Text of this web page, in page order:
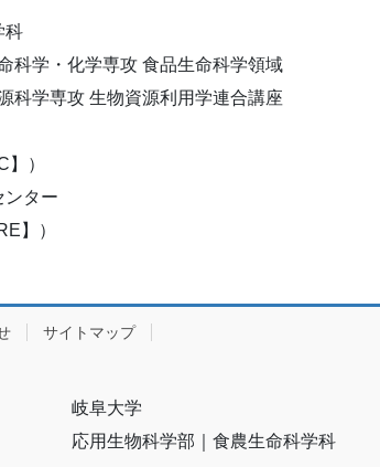
科
科学・化学専攻 食品生命科学領域
科学専攻 生物資源利用学連合講座
）
ンター
】）
サイトマップ
岐阜大学
応用生物科学部｜食農生命科学科